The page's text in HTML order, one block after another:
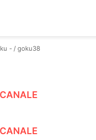
- /goku38